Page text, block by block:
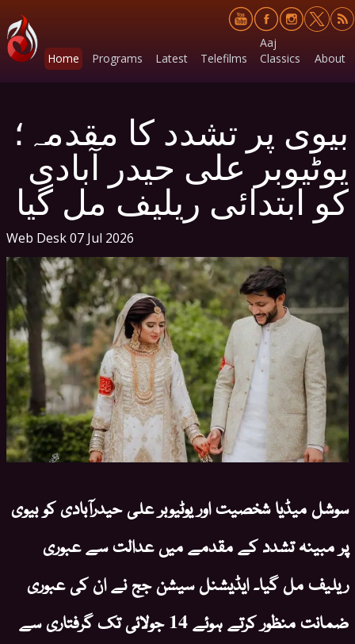
Home Programs Latest Telefilms
Aaj
Classics
About
بیوی پر تشدد کا مقدمہ؛
یوٹیوبر علی حیدر آبادی
کو ابتدائی ریلیف مل گیا
Web Desk07 Jul 2026
سوشل میڈیا شخصیت اور یوٹیوبر علی حیدرآبادی کو بیوی
پر مبینہ تشدد کے مقدمے میں عدالت سے عبوری
ریلیف مل گیا۔ ایڈیشنل سیشن جج نے ان کی عبوری
ضمانت منظور کرتے ہوئے 14 جولائی تک گرفتاری سے